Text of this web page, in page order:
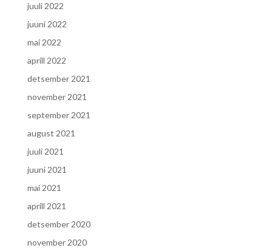
juuli 2022
juuni 2022
mai 2022
aprill 2022
detsember 2021
november 2021
september 2021
august 2021
juuli 2021
juuni 2021
mai 2021
aprill 2021
detsember 2020
november 2020